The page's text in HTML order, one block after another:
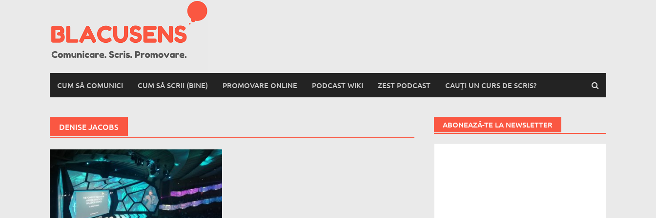
CUM SĂ COMUNICI CUM SĂ SCRII (BINE) PROMOVARE ONLINE PODCAST WIKI ZEST PODCAST CAUȚI UN CURS DE SCRIS?
DENISE JACOBS ABONEAZĂ-TE LA NEWSLETTER